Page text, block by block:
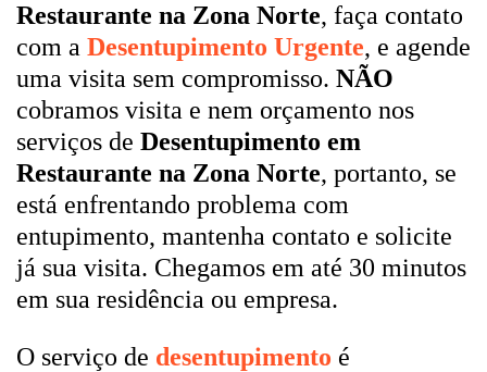
Restaurante na Zona Norte, faça contato
com a Desentupimento Urgente, e agende
uma visita sem compromisso. NÃO
cobramos visita e nem orçamento nos
serviços de Desentupimento em
Restaurante na Zona Norte, portanto, se
está enfrentando problema com
entupimento, mantenha contato e solicite
já sua visita. Chegamos em até 30 minutos
em sua residência ou empresa.
O serviço de desentupimento é